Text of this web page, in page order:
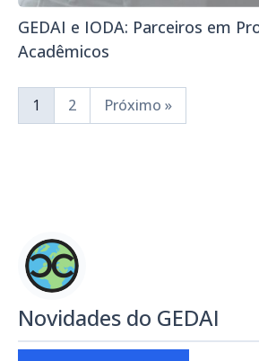
GEDAI e IODA: Parceiros em
Acadêmicos
1 2 Próximo »
Novidades do GEDAI